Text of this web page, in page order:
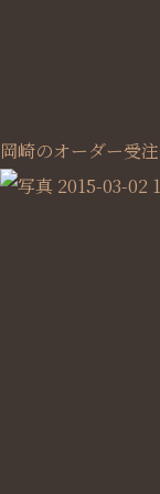
岡崎のオーダー受